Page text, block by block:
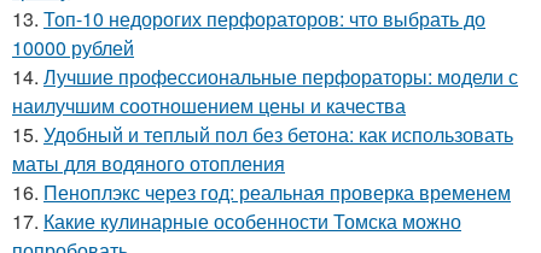
13. Топ-10 недорогих перфораторов: что выбрать до
10000 рублей
14. Лучшие профессиональные перфораторы: модели с
наилучшим соотношением цены и качества
15. Удобный и теплый пол без бетона: как использовать
маты для водяного отопления
16. Пеноплэкс через год: реальная проверка временем
17. Какие кулинарные особенности Томска можно